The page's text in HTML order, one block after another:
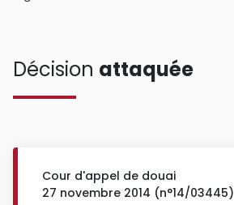
Décision attaquée
Cour d'appel de douai
27 novembre 2014 (n°14/03445)